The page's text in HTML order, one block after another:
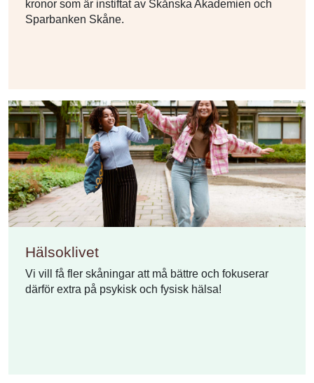
kronor som är instiftat av Skånska Akademien och
Sparbanken Skåne.
Hälsoklivet
Vi vill få fler skåningar att må bättre och fokuserar
därför extra på psykisk och fysisk hälsa!